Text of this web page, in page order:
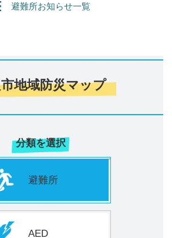
避難所お知らせ一覧
地域防災マップ
分類を選択
避難所
AED